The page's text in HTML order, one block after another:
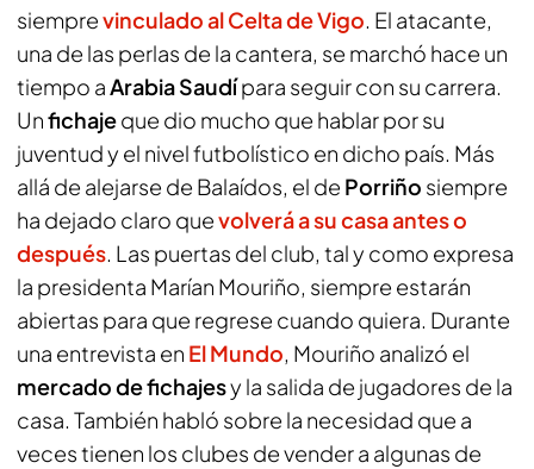
siemprevinculado al Celta de Vigo. El atacante,
una de las perlas de la cantera, se marchó hace un
tiempo aArabia Saudípara seguir con su carrera.
Unfichajeque dio mucho que hablar por su
juventud y el nivel futbolístico en dicho país. Más
allá de alejarse de Balaídos, el de Porriño siempre
ha dejado claro quevolverá a su casa antes o
después. Las puertas del club, tal y como expresa
la presidenta Marían Mouriño, siempre estarán
abiertas para que regrese cuando quiera. Durante
una entrevista en El Mundo, Mouriño analizó el
mercado de fichajesy la salida de jugadores de la
casa. También habló sobre la necesidad que a
veces tienen los clubes de vender a algunas de